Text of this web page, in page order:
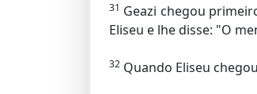
31 Geazi chegou
Eliseu e lhe disse: "O
32 Quando Eliseu